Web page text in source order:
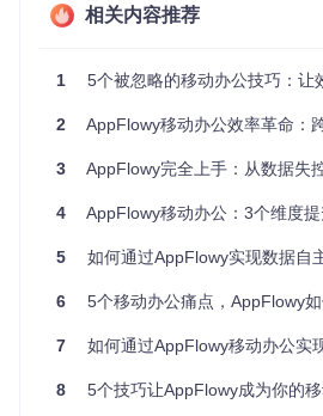
跨平台体
功能不一致
部署方式
仅云服务 桌
场景化解决方案：从个人到
创建安全协作空间：3步实现团队数据
用户场景：营销团队需要独立管理项
并配置权限。
实施步骤 ：
打开AppFlowy，点击主界面右下
在「Create a new space」弹窗
相关内容推荐
1 5个被忽略的移动办公技巧：让效
2 AppFlowy移动办公效率革命：跨设备
3 AppFlowy完全上手：从数据失控到
4 AppFlowy移动办公：3个维度提升移
5 如何通过AppFlowy实现数据自主与跨平台协
6 5个移动办公痛点，AppFlowy
7 如何通过AppFlowy移动办公实现无缝协作
8 5个技巧让AppFlowy成为你的